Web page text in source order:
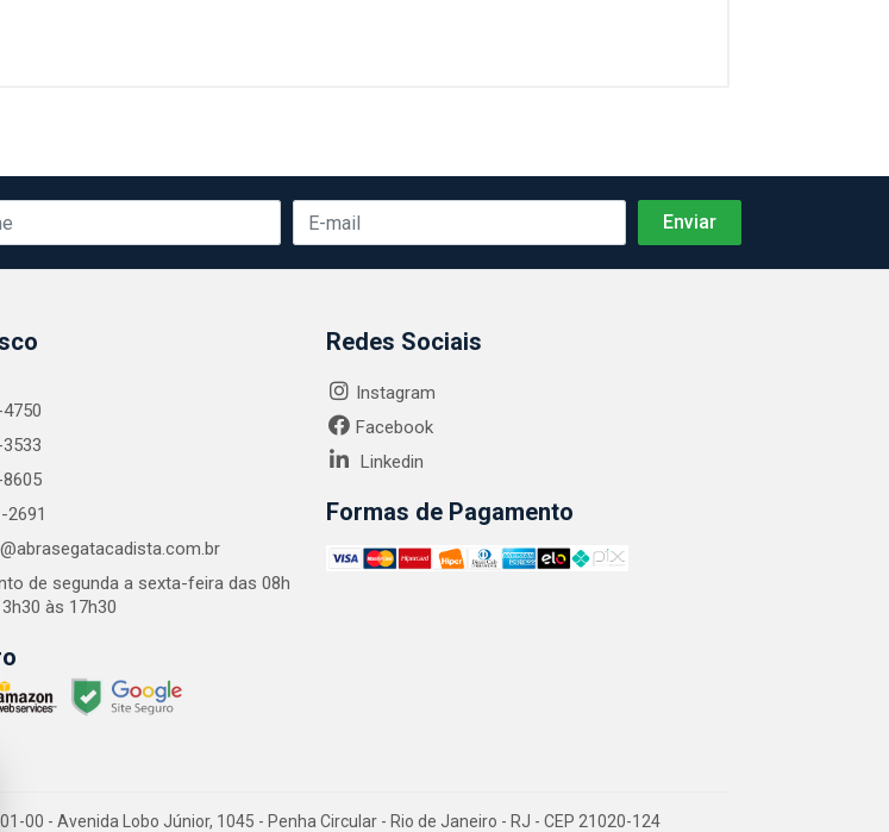
2691
de segunda a sexta-feira das 08h
às 17h30
Redes Sociais
Instagram
Facebook
Linkedin
Formas de Pagamento
00 - Avenida Lobo Júnior, 1045 - Penha Circular - Rio de Janeiro - RJ - CEP 21020-124